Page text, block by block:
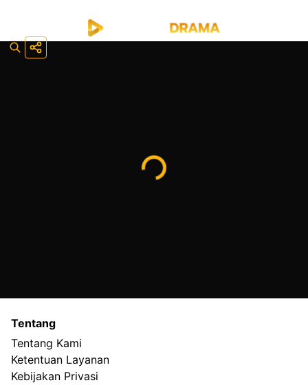
Tentang
Tentang Kami
Ketentuan Layanan
Kebijakan Privasi